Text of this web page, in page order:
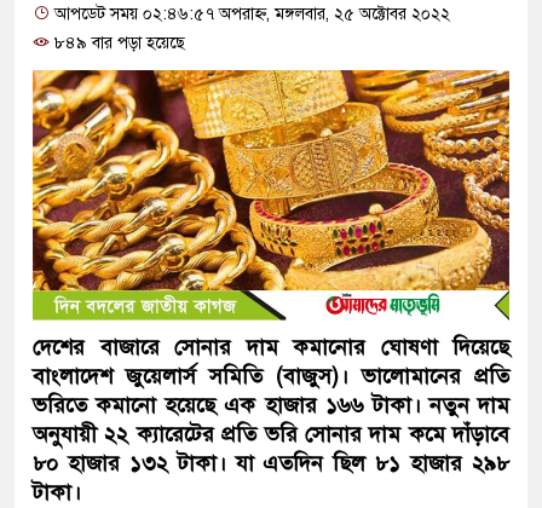
আপডেট সময় ০২:৪৬:৫৭ অপরাহ্ন, মঙ্গলবার, ২৫ অক্টোবর ২০২২
৮৪৯ বার পড়া হয়েছে
দেশের বাজারে সোনার দাম কমানোর ঘোষণা দিয়েছে
বাংলাদেশ জুয়েলার্স সমিতি (বাজুস)। ভালোমানের প্র‌তি
ভরিতে কমানো হয়েছে এক হাজার ১৬৬ টাকা। নতুন দাম
অনুযায়ী ২২ ক্যারেটের প্রতি ভ‌রি সোনার দাম কমে দাঁড়াবে
৮০ হাজার ১৩২ টাকা। যা এতদিন ছিল ৮১ হাজার ২৯৮
টাকা।